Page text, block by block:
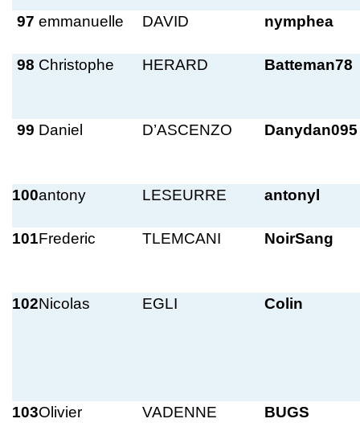
97 emmanuelle DAVID nymphea
98 Christophe HERARD Batteman78
99 Daniel D’ASCENZO Danydan095
100antony LESEURRE antonyl
101Frederic TLEMCANI NoirSang
102Nicolas EGLI Colin
103Olivier VADENNE BUGS